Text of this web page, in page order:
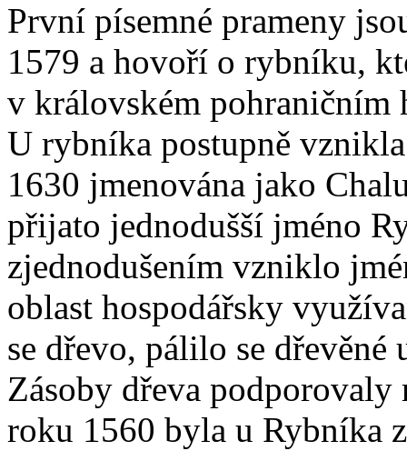
První písemné prameny
1579 a hovoří o rybníku,
v královském pohraničním
U rybníka postupně
1630 jmenována jako
přijato jednodušší jméno
zjednodušením vzniklo
oblast hospodářsky
se dřevo, pálilo se
Zásoby dřeva
roku 1560 byla u Rybníka